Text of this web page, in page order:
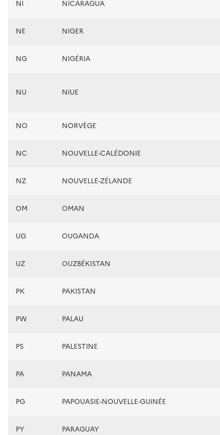
NI NICARAGUA
NE NIGER
NG NIGÉRIA
NU NIUE
NO NORVÈGE
NC NOUVELLE-CALÉDONIE
NZ NOUVELLE-ZÉLANDE
OM OMAN
UG OUGANDA
UZ OUZBÉKISTAN
PK PAKISTAN
PW PALAU
PS PALESTINE
PA PANAMA
PG PAPOUASIE-NOUVELLE-GUINÉE
PY PARAGUAY